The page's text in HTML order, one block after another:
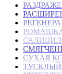
СУХАЯ